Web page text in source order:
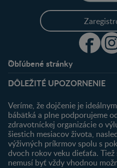
Obľúbené stránky
Produkty
DÔLEŽITÉ UPOZORNENIE
Veríme, že dojčenie je
bábätká a plne podporujeme
zdravotníckej organizácie o
šiestich mesiacov života,
výživných príkrmov spolu s
dvoch rokov veku dieťaťa.
nemusí byť vždy vhodnou